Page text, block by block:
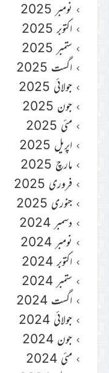
نومبر 2025
اکتوبر 2025
ستمبر 2025
اگست 2025
جولائی 2025
جون 2025
مئی 2025
اپریل 2025
مارچ 2025
فروری 2025
جنوری 2025
دسمبر 2024
نومبر 2024
اکتوبر 2024
ستمبر 2024
اگست 2024
جولائی 2024
جون 2024
مئی 2024